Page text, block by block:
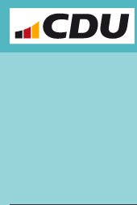
Zum Inhalt springen